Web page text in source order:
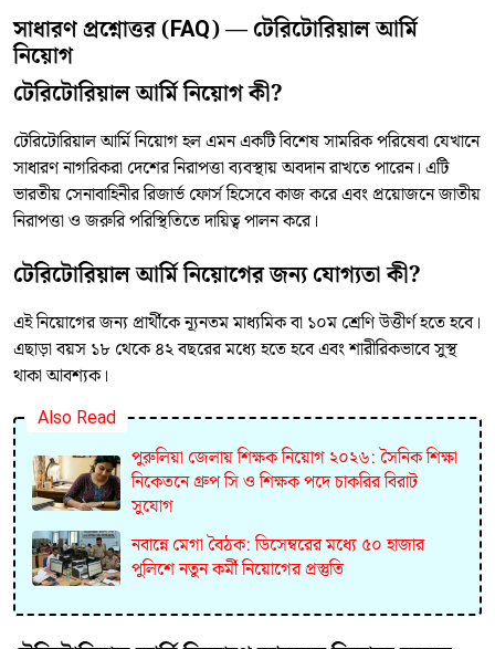
সাধারণ প্রশ্নোত্তর (FAQ) — টেরিটোরিয়াল আর্মি
নিয়োগ
টেরিটোরিয়াল আর্মি নিয়োগ কী?
টেরিটোরিয়াল আর্মি নিয়োগ হল এমন একটি বিশেষ সামরিক পরিষেবা যেখানে
সাধারণ নাগরিকরা দেশের নিরাপত্তা ব্যবস্থায় অবদান রাখতে পারেন। এটি
ভারতীয় সেনাবাহিনীর রিজার্ভ ফোর্স হিসেবে কাজ করে এবং প্রয়োজনে জাতীয়
নিরাপত্তা ও জরুরি পরিস্থিতিতে দায়িত্ব পালন করে।
টেরিটোরিয়াল আর্মি নিয়োগের জন্য যোগ্যতা কী?
এই নিয়োগের জন্য প্রার্থীকে ন্যূনতম মাধ্যমিক বা ১০ম শ্রেণি উত্তীর্ণ হতে হবে।
এছাড়া বয়স ১৮ থেকে ৪২ বছরের মধ্যে হতে হবে এবং শারীরিকভাবে সুস্থ
থাকা আবশ্যক।
Also Read
পুরুলিয়া জেলায় শিক্ষক নিয়োগ ২০২৬: সৈনিক শিক্ষা
নিকেতনে গ্রুপ সি ও শিক্ষক পদে চাকরির বিরাট
সুযোগ
নবান্নে মেগা বৈঠক: ডিসেম্বরের মধ্যে ৫০ হাজার
পুলিশে নতুন কর্মী নিয়োগের প্রস্তুতি